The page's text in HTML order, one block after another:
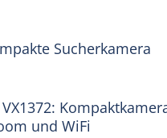
Sucherkamera
VX1372:
und WiFi